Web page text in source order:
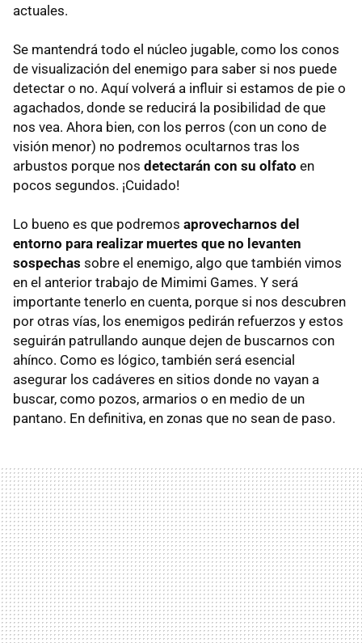
actuales.
Se mantendrá todo el núcleo jugable, como los conos
de visualización del enemigo para saber si nos puede
detectar o no. Aquí volverá a influir si estamos de pie o
agachados, donde se reducirá la posibilidad de que
nos vea. Ahora bien, con los perros (con un cono de
visión menor) no podremos ocultarnos tras los
arbustos porque nos detectarán con su olfato en
pocos segundos. ¡Cuidado!
Lo bueno es que podremos aprovecharnos del
entorno para realizar muertes que no levanten
sospechas sobre el enemigo, algo que también vimos
en el anterior trabajo de Mimimi Games. Y será
importante tenerlo en cuenta, porque si nos descubren
por otras vías, los enemigos pedirán refuerzos y estos
seguirán patrullando aunque dejen de buscarnos con
ahínco. Como es lógico, también será esencial
asegurar los cadáveres en sitios donde no vayan a
buscar, como pozos, armarios o en medio de un
pantano. En definitiva, en zonas que no sean de paso.